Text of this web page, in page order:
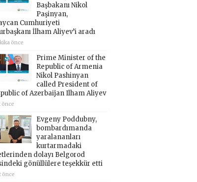
Başbakanı Nikol
Paşinyan,
Cumhuriyeti
İlham Aliyev’i aradı
önce
Prime Minister of the
Republic of Armenia
Nikol Pashinyan
called President of
of Azerbaijan Ilham Aliyev
önce
Evgeny Poddubny,
bombardımanda
yaralananları
kurtarmadaki
dolayı Belgorod
gönüllülere teşekkür etti
önce